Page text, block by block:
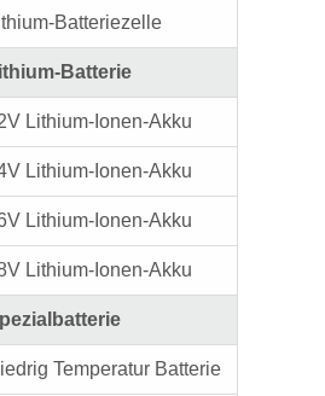
Batteriezelle
Batterie
Lithium-Ionen-Akku
Lithium-Ionen-Akku
Lithium-Ionen-Akku
Lithium-Ionen-Akku
Temperatur Batterie